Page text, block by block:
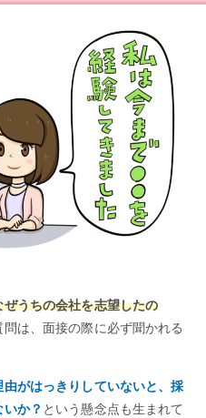
うちの会社を志望したの
は、面接の際に必ず聞かれる
由がはっきりしていないと、採
か？ という懸念点も生まれて